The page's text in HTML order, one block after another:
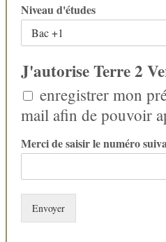
Niveau d'études
J'autorise Terre 2
enregistrer mon
mail afin de pouvoir
Merci de saisir le numéro
Envoyer